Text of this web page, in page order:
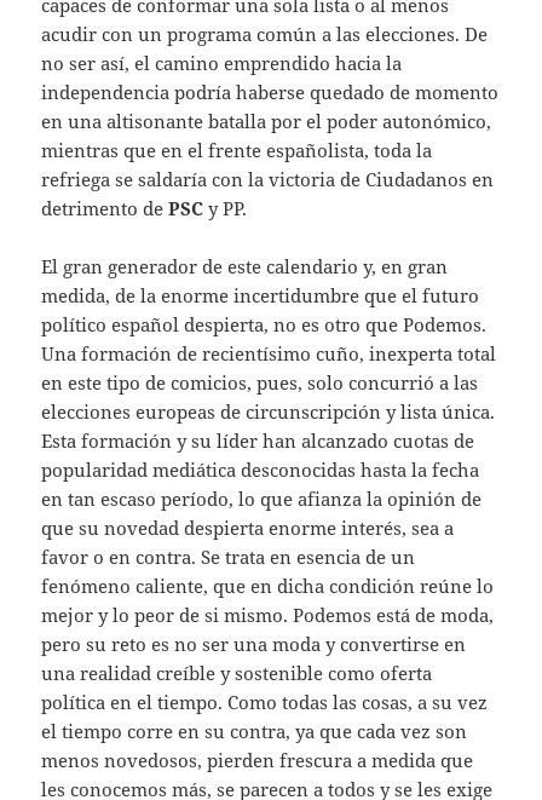
capaces de conformar una sola lista o al menos
acudir con un programa común a las elecciones. De
no ser así, el camino emprendido hacia la
independencia podría haberse quedado de momento
en una altisonante batalla por el poder autonómico,
mientras que en el frente españolista, toda la
refriega se saldaría con la victoria de Ciudadanos en
detrimento dePSC y PP.
El gran generador de este calendario y, en gran
medida, de la enorme incertidumbre que el futuro
político español despierta, no es otro que Podemos.
Una formación de recientísimo cuño, inexperta total
en este tipo de comicios, pues, solo concurrió a las
elecciones europeas de circunscripción y lista única.
Esta formación y su líder han alcanzado cuotas de
popularidad mediática desconocidas hasta la fecha
en tan escaso período, lo que afianza la opinión de
que su novedad despierta enorme interés, sea a
favor o en contra. Se trata en esencia de un
fenómeno caliente, que en dicha condición reúne lo
mejor y lo peor de si mismo. Podemos está de moda,
pero su reto es no ser una moda y convertirse en
una realidad creíble y sostenible como oferta
política en el tiempo. Como todas las cosas, a su vez
el tiempo corre en su contra, ya que cada vez son
menos novedosos, pierden frescura a medida que
les conocemos más, se parecen a todos y se les exige